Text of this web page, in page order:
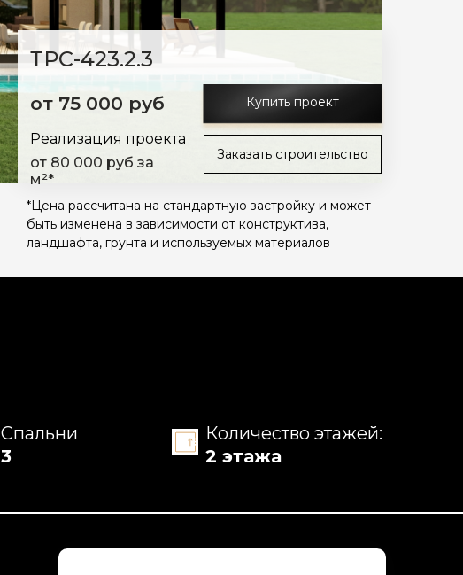
Купить проект
от 75 000 руб
от 80 000 руб за
м²*
Реализация проекта
*Цена рассчитана на стандартную застройку и может
быть изменена в зависимости от конструктива,
ландшафта, грунта и используемых материалов
Заказать строительство
ТРС-423.2.3
Спальни
3
Количество этажей:
2 этажа